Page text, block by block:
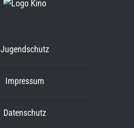
Jugendschutz
Impressum
Datenschutz